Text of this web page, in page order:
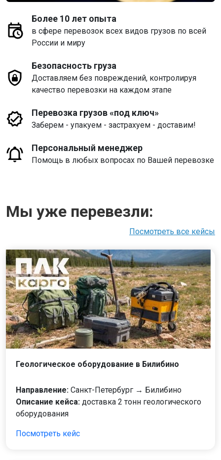
Более 10 лет опыта
в сфере перевозок всех видов грузов по всей
России и миру
Безопасность груза
Доставляем без повреждений, контролируя
качество перевозки на каждом этапе
Перевозка грузов «под ключ»
Заберем - упакуем - застрахуем - доставим!
Персональный менеджер
Помощь в любых вопросах по Вашей перевозке
Мы уже перевезли:
Посмотреть все кейсы
Геологическое оборудование в Билибино
Направление: Санкт-Петербург → Билибино
Описание кейса: доставка 2 тонн геологического
оборудования
Посмотреть кейс